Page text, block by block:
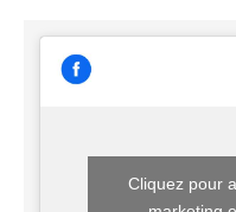
Cliquez pour